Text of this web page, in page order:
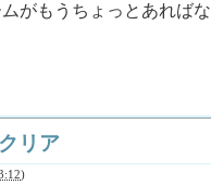
がもうちょっとあればな
リア
)